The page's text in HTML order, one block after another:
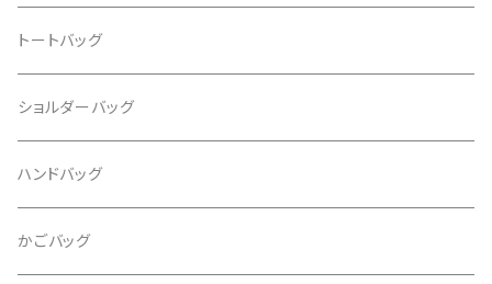
トートバッグ
ショルダーバッグ
ハンドバッグ
かごバッグ